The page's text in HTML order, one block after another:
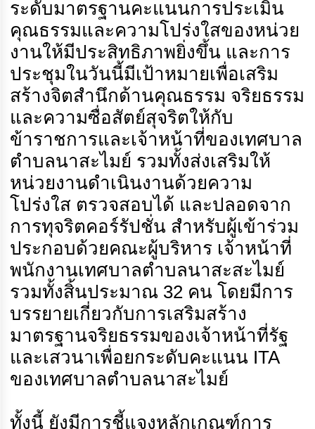
ระดับมาตรฐานคะแนนการประเมิน
คุณธรรมและความโปร่งใสของหน่วย
งานให้มีประสิทธิภาพยิ่งขึ้น และการ
ประชุมในวันนี้มีเป้าหมายเพื่อเสริม
สร้างจิตสำนึกด้านคุณธรรม จริยธรรม
และความซื่อสัตย์สุจริตให้กับ
ข้าราชการและเจ้าหน้าที่ของเทศบาล
ตำบลนาสะไมย์ รวมทั้งส่งเสริมให้
หน่วยงานดำเนินงานด้วยความ
โปร่งใส ตรวจสอบได้ และปลอดจาก
การทุจริตคอร์รัปชั่น สำหรับผู้เข้าร่วม
ประกอบด้วยคณะผู้บริหาร เจ้าหน้าที่
พนักงานเทศบาลตำบลนาสะสะไมย์
รวมทั้งสิ้นประมาณ 32 คน โดยมีการ
บรรยายเกี่ยวกับการเสริมสร้าง
มาตรฐานจริยธรรมของเจ้าหน้าที่รัฐ
และเสวนาเพื่อยกระดับคะแนน ITA
ของเทศบาลตำบลนาสะไมย์
ทั้งนี้ ยังมีการชี้แจงหลักเกณฑ์การ